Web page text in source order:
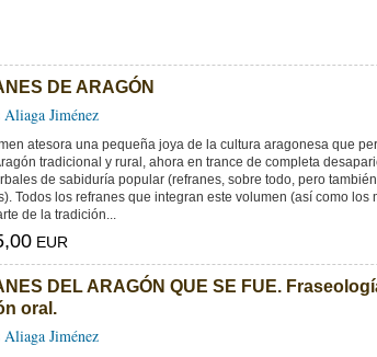
DE ARAGÓN
Aliaga Jiménez
atesora una pequeña joya de la cultura aragonesa que
tradicional y rural, ahora en trance de completa
de sabiduría popular (refranes, sobre todo, pero
Todos los refranes que integran este volumen (así como los
de la tradición...
EUR
DEL ARAGÓN QUE SE FUE.
oral.
Aliaga Jiménez